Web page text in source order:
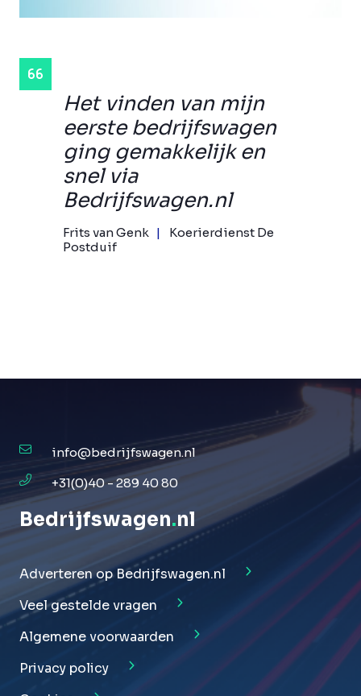
Het vinden van mijn
eerste bedrijfswagen
ging gemakkelijk en
snel via
Bedrijfswagen.nl
Frits van Genk
Koerierdienst De
Postduif
info@bedrijfswagen.nl
+31(0)40 - 289 40 80
Bedrijfswagen.nl
Adverteren op Bedrijfswagen.nl
Veel gestelde vragen
Algemene voorwaarden
Privacy policy